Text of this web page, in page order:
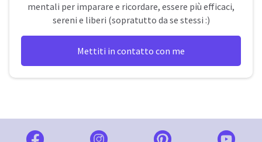
mentali per imparare e ricordare, essere più efficaci,
sereni e liberi (sopratutto da se stessi :)
Mettiti in contatto con me